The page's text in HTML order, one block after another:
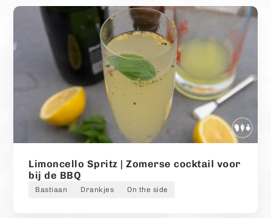
Limoncello Spritz | Zomerse cocktail voor
bij de BBQ
Bastiaan Drankjes On the side